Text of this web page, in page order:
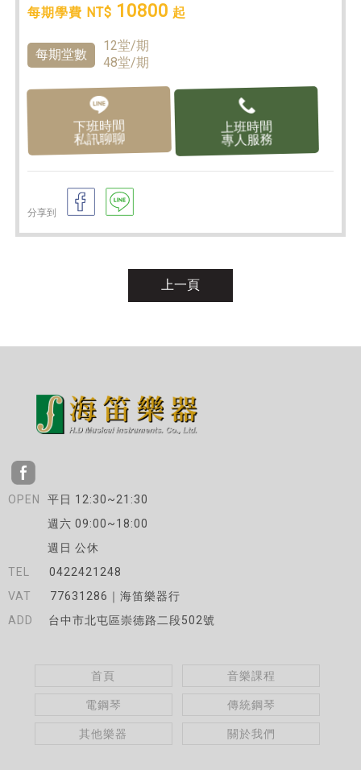
每期學費 NT$ 10800 起
每期堂數
12堂/期
48堂/期
下班時間
私訊聊聊
上班時間
專人服務
分享到
上一頁
平日 12:30~21:30
週六 09:00~18:00
週日 公休
0422421248
77631286｜海笛樂器行
台中市北屯區崇德路二段502號
首頁 音樂課程
電鋼琴 傳統鋼琴
其他樂器 關於我們